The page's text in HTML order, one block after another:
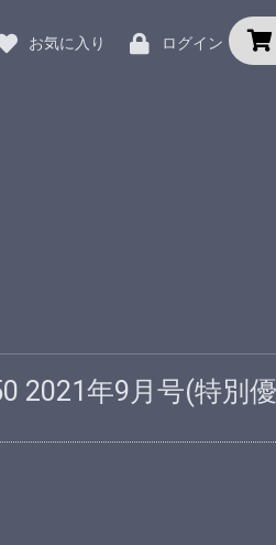
お気に入り ログイン
2021年9月号(特別